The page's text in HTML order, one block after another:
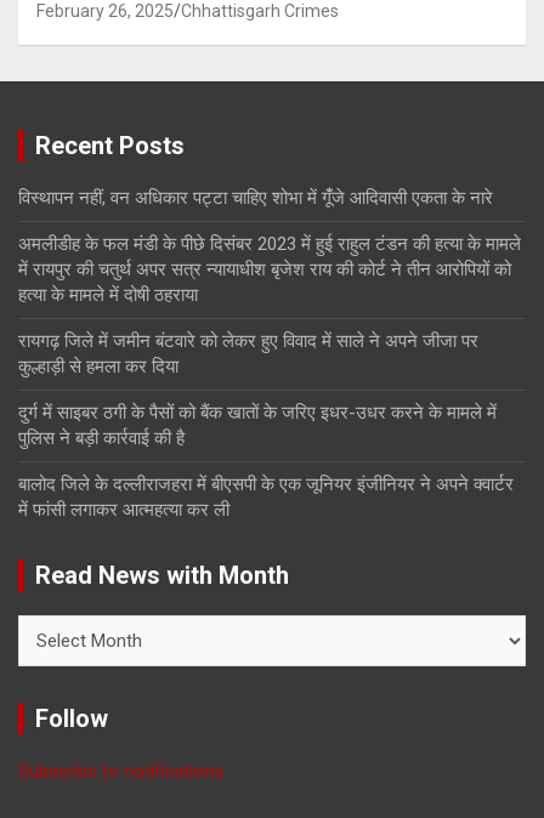
February 26, 2025 Chhattisgarh Crimes
Recent Posts
विस्थापन नहीं, वन अधिकार पट्टा चाहिए शोभा में गूंँजे आदिवासी एकता के नारे
अमलीडीह के फल मंडी के पीछे दिसंबर 2023 में हुई राहुल टंडन की हत्या के मामले
में रायपुर की चतुर्थ अपर सत्र न्यायाधीश बृजेश राय की कोर्ट ने तीन आरोपियों को
हत्या के मामले में दोषी ठहराया
रायगढ़ जिले में जमीन बंटवारे को लेकर हुए विवाद में साले ने अपने जीजा पर
कुल्हाड़ी से हमला कर दिया
दुर्ग में साइबर ठगी के पैसों को बैंक खातों के जरिए इधर-उधर करने के मामले में
पुलिस ने बड़ी कार्रवाई की है
बालोद जिले के दल्लीराजहरा में बीएसपी के एक जूनियर इंजीनियर ने अपने क्वार्टर
में फांसी लगाकर आत्महत्या कर ली
Read News with Month
News
Month
Follow
Subscribe to notifications